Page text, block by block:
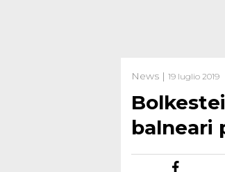
News | 19 luglio 2019
balneari